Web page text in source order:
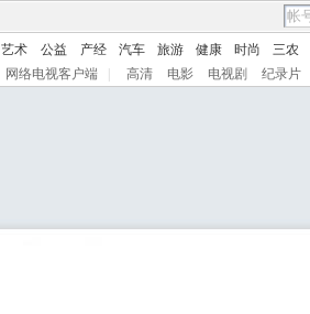
艺术 公益 产经 汽车 旅游 健康 时尚 三农
网络电视客户端 高清 电影 电视剧 纪录片